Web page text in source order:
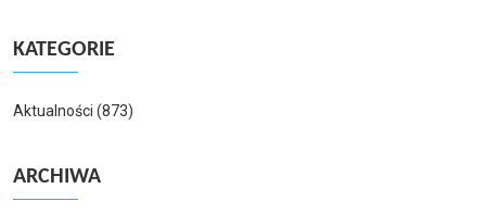
KATEGORIE
Aktualności (873)
ARCHIWA